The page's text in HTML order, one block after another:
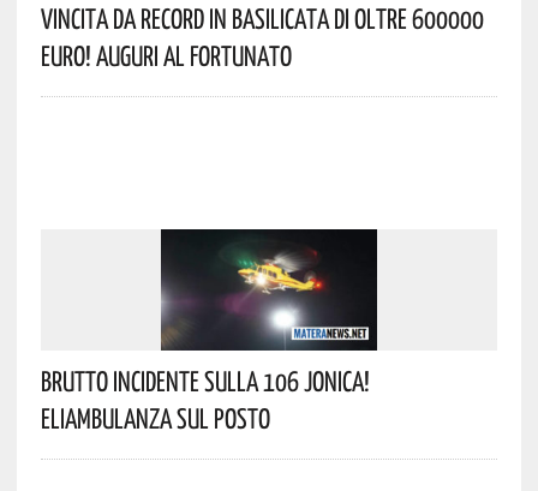
Vincita Da Record In Basilicata Di Oltre 600000
Euro! Auguri Al Fortunato
Brutto Incidente Sulla 106 Jonica!
Eliambulanza Sul Posto